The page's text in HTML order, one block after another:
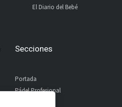
El Diario del Bebé
Secciones
Portada
Pádel Profesional